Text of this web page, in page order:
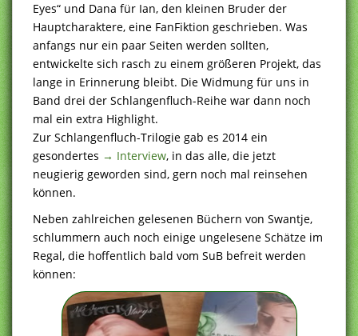
Eyes“ und Dana für Ian, den kleinen Bruder der
Hauptcharaktere, eine FanFiktion geschrieben. Was
anfangs nur ein paar Seiten werden sollten,
entwickelte sich rasch zu einem größeren Projekt, das
lange in Erinnerung bleibt. Die Widmung für uns in
Band drei der Schlangenfluch-Reihe war dann noch
mal ein extra Highlight.
Zur Schlangenfluch-Trilogie gab es 2014 ein
gesondertes → Interview, in das alle, die jetzt
neugierig geworden sind, gern noch mal reinsehen
können.
Neben zahlreichen gelesenen Büchern von Swantje,
schlummern auch noch einige ungelesene Schätze im
Regal, die hoffentlich bald vom SuB befreit werden
können: